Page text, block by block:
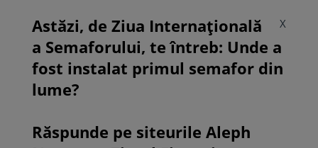
X
Astăzi, de Ziua Internațională
a Semaforului, te întreb: Unde a
fost instalat primul semafor din
lume?
Răspunde pe siteurile Aleph